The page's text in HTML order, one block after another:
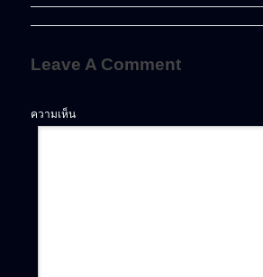
Leave A Comment
ความเห็น